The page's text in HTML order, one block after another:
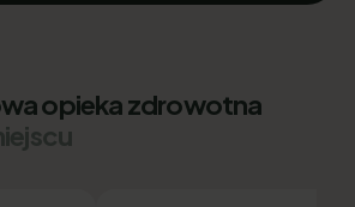
opieka zdrowotna